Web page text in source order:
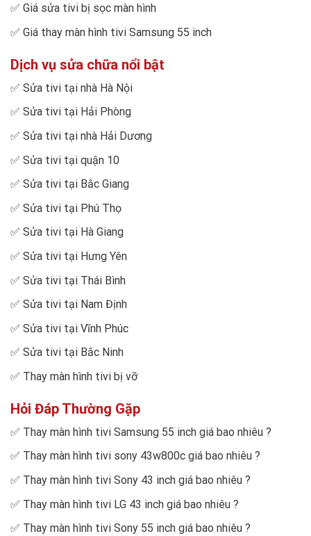
✅ Giá sửa tivi bị sọc màn hình
✅ Giá thay màn hình tivi Samsung 55 inch
Dịch vụ sửa chữa nổi bật
✅ Sửa tivi tại nhà Hà Nội
✅ Sửa tivi tại Hải Phòng
✅ Sửa tivi tại nhà Hải Dương
✅ Sửa tivi tại quận 10
✅ Sửa tivi tại Bắc Giang
✅ Sửa tivi tại Phú Thọ
✅ Sửa tivi tại Hà Giang
✅ Sửa tivi tại Hưng Yên
✅ Sửa tivi tại Thái Bình
✅ Sửa tivi tại Nam Định
✅ Sửa tivi tại Vĩnh Phúc
✅ Sửa tivi tại Bắc Ninh
✅ Thay màn hình tivi bị vỡ
Hỏi Đáp Thường Gặp
✅ Thay màn hình tivi Samsung 55 inch giá bao nhiêu ?
✅ Thay màn hình tivi sony 43w800c giá bao nhiêu ?
✅ Thay màn hình tivi Sony 43 inch giá bao nhiêu ?
✅ Thay màn hình tivi LG 43 inch giá bao nhiêu ?
✅ Thay màn hình tivi Sony 55 inch giá bao nhiêu ?